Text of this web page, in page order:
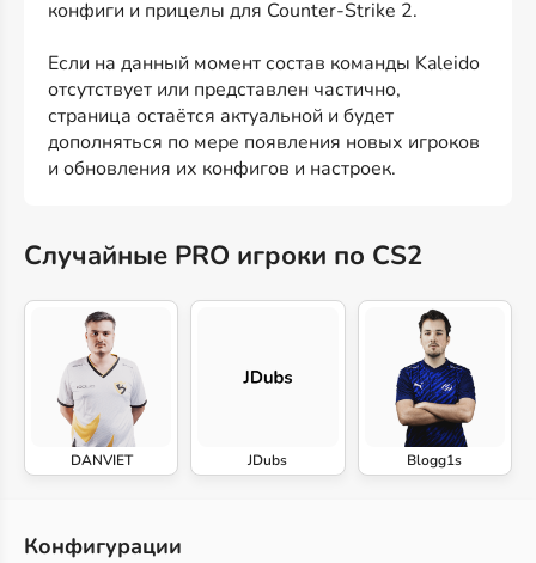
конфиги и прицелы для Counter-Strike 2.
Если на данный момент состав команды Kaleido
отсутствует или представлен частично,
страница остаётся актуальной и будет
дополняться по мере появления новых игроков
и обновления их конфигов и настроек.
Случайные PRO игроки по CS2
DANVIET JDubs Blogg1s
Конфигурации